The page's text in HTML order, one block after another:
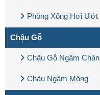
Phòng Xông Hơi Ướt
Chậu Gỗ
Chậu Gỗ Ngâm Chân
Chậu Ngâm Mông